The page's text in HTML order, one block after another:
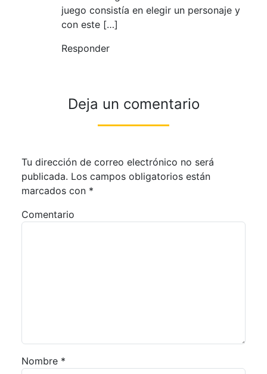
juego consistía en elegir un personaje y
con este […]
Responder
Deja un comentario
Tu dirección de correo electrónico no será
publicada. Los campos obligatorios están
marcados con *
Comentario
Nombre *